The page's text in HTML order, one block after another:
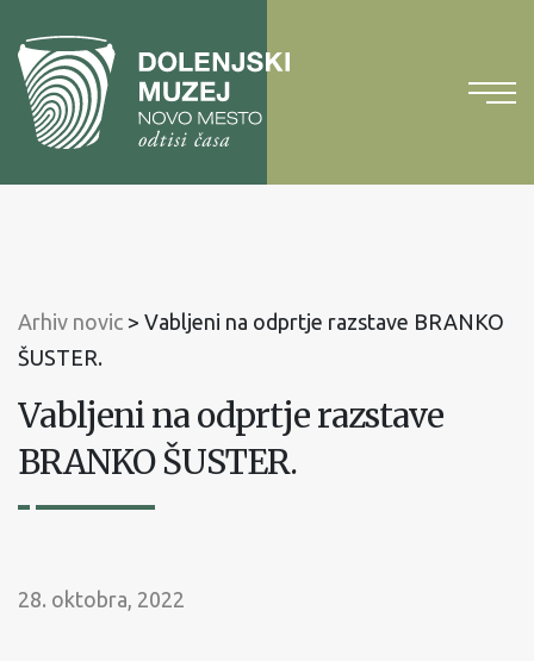
vsebinoNa
glavni
meni
Arhiv novic > Vabljeni na odprtje razstave BRANKO
ŠUSTER.
Vabljeni na odprtje razstave
BRANKO ŠUSTER.
28. oktobra, 2022